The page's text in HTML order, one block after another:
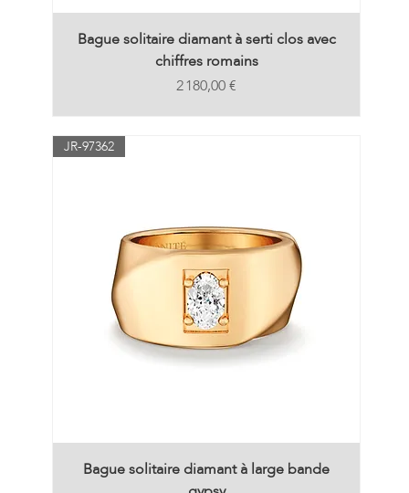
Bague solitaire diamant à serti clos avec
chiffres romains
Prix
2 180,00 €
JR-97362
Bague solitaire diamant à large bande